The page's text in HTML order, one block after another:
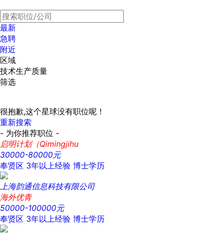
最新
急聘
附近
区域
技术生产质量
筛选
很抱歉,这个星球没有职位呢！
重新搜索
- 为你推荐职位 -
启明计划（Qimingjihu
30000-80000元
奉贤区 3年以上经验 博士学历
上海韵通信息科技有限公司
海外优青
50000-100000元
奉贤区 3年以上经验 博士学历